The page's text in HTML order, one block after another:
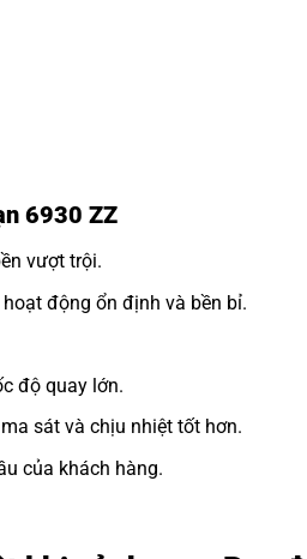
6930 ZZ
vượt trội.
động ổn định và bền bỉ.
độ quay lớn.
sát và chịu nhiệt tốt hơn.
của khách hàng.